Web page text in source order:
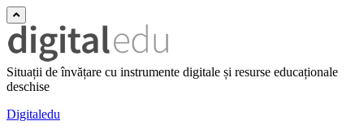
Situații de învățare cu instrumente digitale și resurse educaționale
deschise
Digitaledu